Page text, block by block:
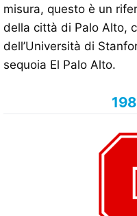
misura, questo è un
della città di Palo Alto,
dell’Università di
sequoia El Palo Alto.